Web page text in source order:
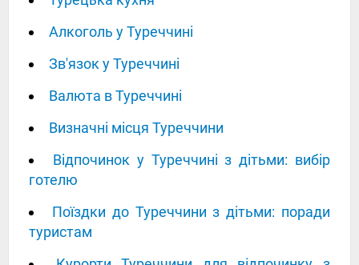
Алкоголь у Туреччині
Зв'язок у Туреччині
Валюта в Туреччині
Визначні місця Туреччини
Відпочинок у Туреччині з дітьми: вибір
готелю
Поїздки до Туреччини з дітьми: поради
туристам